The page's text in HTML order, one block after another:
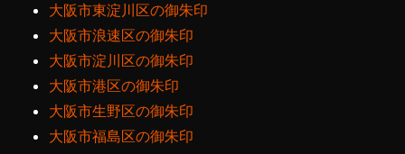
大阪市東淀川区の御朱印
大阪市浪速区の御朱印
大阪市淀川区の御朱印
大阪市港区の御朱印
大阪市生野区の御朱印
大阪市福島区の御朱印